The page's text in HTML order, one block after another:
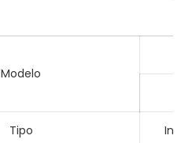
Modelo
Tipo